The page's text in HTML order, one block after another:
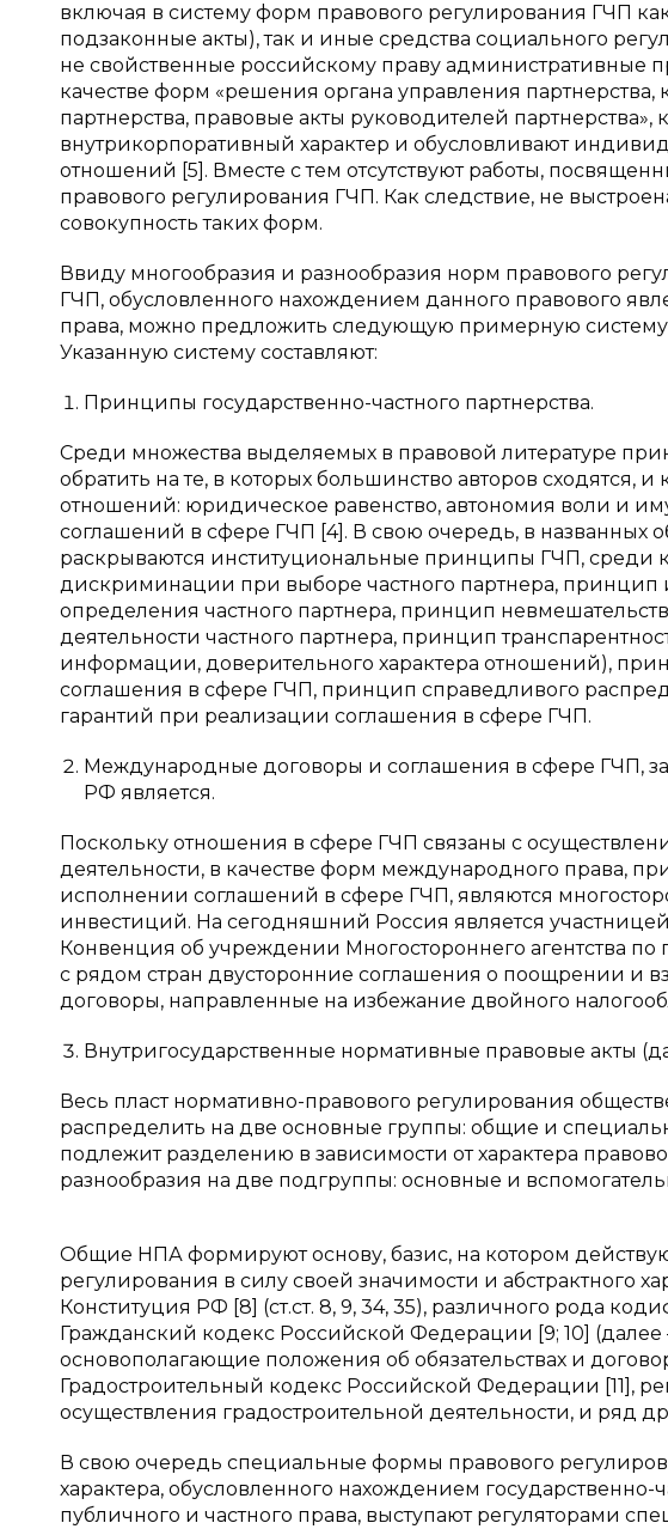
включая в систему форм правового регулирования ГЧП
подзаконные акты), так и иные средства социального
не свойственные российскому праву административные
качестве форм «решения органа управления
партнерства, правовые акты руководителей
внутрикорпоративный характер и обусловливают
отношений [5]. Вместе с тем отсутствуют работы,
правового регулирования ГЧП. Как следствие, не
совокупность таких форм.
Ввиду многообразия и разнообразия норм правового
ГЧП, обусловленного нахождением данного правового
права, можно предложить следующую примерную
Указанную систему составляют:
Принципы государственно-частного партнерства.
Среди множества выделяемых в правовой литературе
обратить на те, в которых большинство авторов сходятся,
отношений: юридическое равенство, автономия воли и
соглашений в сфере ГЧП [4]. В свою очередь, в названных
раскрываются институциональные принципы ГЧП, среди
дискриминации при выборе частного партнера, принцип
определения частного партнера, принцип
деятельности частного партнера, принцип
информации, доверительного характера отношений),
соглашения в сфере ГЧП, принцип справедливого
гарантий при реализации соглашения в сфере ГЧП.
Международные договоры и соглашения в сфере ГЧП,
РФ является.
Поскольку отношения в сфере ГЧП связаны с
деятельности, в качестве форм международного права,
исполнении соглашений в сфере ГЧП, являются
инвестиций. На сегодняшний Россия является
Конвенция об учреждении Многостороннего агентства
с рядом стран двусторонние соглашения о поощрении и
договоры, направленные на избежание двойного
Внутригосударственные нормативные правовые акты
Весь пласт нормативно-правового регулирования
распределить на две основные группы: общие и
подлежит разделению в зависимости от характера
разнообразия на две подгруппы: основные и
Общие НПА формируют основу, базис, на котором
регулирования в силу своей значимости и абстрактного
Конституция РФ [8] (ст.ст. 8, 9, 34, 35), различного рода
Гражданский кодекс Российской Федерации [9; 10]
основополагающие положения об обязательствах и
Градостроительный кодекс Российской Федерации [11],
осуществления градостроительной деятельности, и ряд
В свою очередь специальные формы правового
характера, обусловленного нахождением государственно-
публичного и частного права, выступают регуляторами